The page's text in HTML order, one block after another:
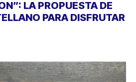
LA PROPUESTA DE
PARA DISFRUTAR